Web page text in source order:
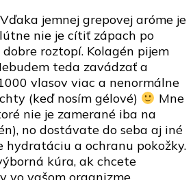
jemnej grepovej aróme je
nie je cítiť zápach po
roztopí. Kolagén pijem
teda zavádzať a
vlasov viac a nenormálne
(keď nosím gélové)
Mne
nie je zamerané iba na
no dostávate do seba aj iné
hydratáciu a ochranu pokožky.
kúra, ak chcete
vo vašom organizme.